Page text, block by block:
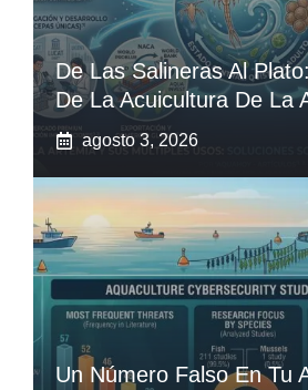
De Las Salineras Al
De La Acuicultura De La
agosto 3, 2026
Un Número Falso En Tu